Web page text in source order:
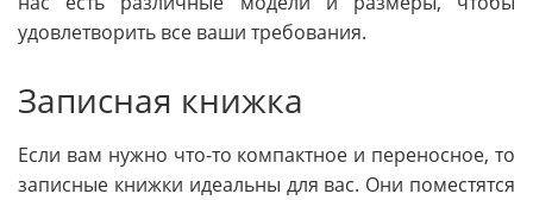
удовлетворить все ваши требования.
Записная книжка
Если вам нужно что-то компактное и переносное, то
записные книжки идеальны для вас. Они поместятся